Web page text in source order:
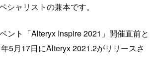
シャリストの兼本です。
ント「Alteryx Inspire 2021」開催直前と
5月17日にAlteryx 2021.2がリリースさ